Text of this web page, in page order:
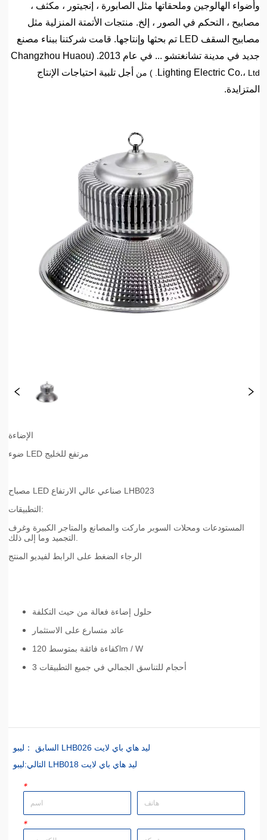
وأضواء الهالوجين وملحقاتها مثل الصابورة ، إنجيتور ، مكثف ،
مصابيح ، التحكم في الصور ، إلخ. منتجات الأتمتة المنزلية مثل
مصابيح السقف LED تم بحثها وإنتاجها. قامت شركتنا ببناء مصنع
جديد في مدينة تشانغتشو ... في عام 2013. (Changzhou Huaou
Lighting Electric Co.، Ltd. ) من
أجل تلبية احتياجات الإنتاج
المتزايدة.
السابق ：
ليبو LHB026 ليد هاي باي لايت
التالي:
ليبو LHB018 ليد هاي باي لايت
*
*